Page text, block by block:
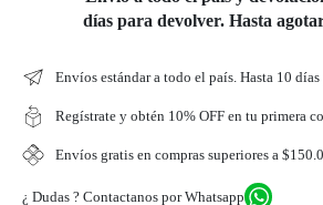
días para devolver. Hasta
Envíos estándar a todo el país. Hasta 10
Regístrate y obtén 10% OFF en tu primera
Envíos gratis en compras superiores a
¿ Dudas ? Contactanos por Whatsapp